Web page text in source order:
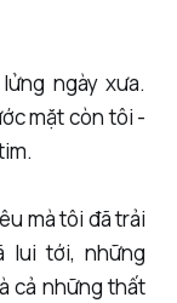
ngày xưa.
mặt còn tôi -
mà tôi đã trải
lui tới, những
cả những thất